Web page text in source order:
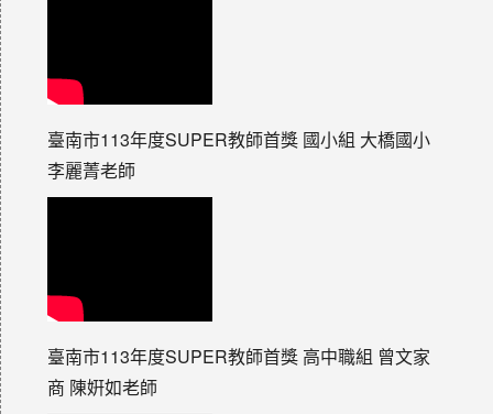
臺南市113年度SUPER教師首獎 國小組 大橋國小
李麗菁老師
臺南市113年度SUPER教師首獎 高中職組 曾文家
商 陳姸如老師